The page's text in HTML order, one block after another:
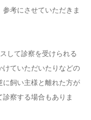
考にさせていただきま
して診察を受けられる
けていただいたりなどの
に飼い主様と離れた方が
察する場合もありま